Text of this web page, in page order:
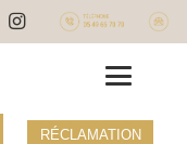
RÉCLAMATION